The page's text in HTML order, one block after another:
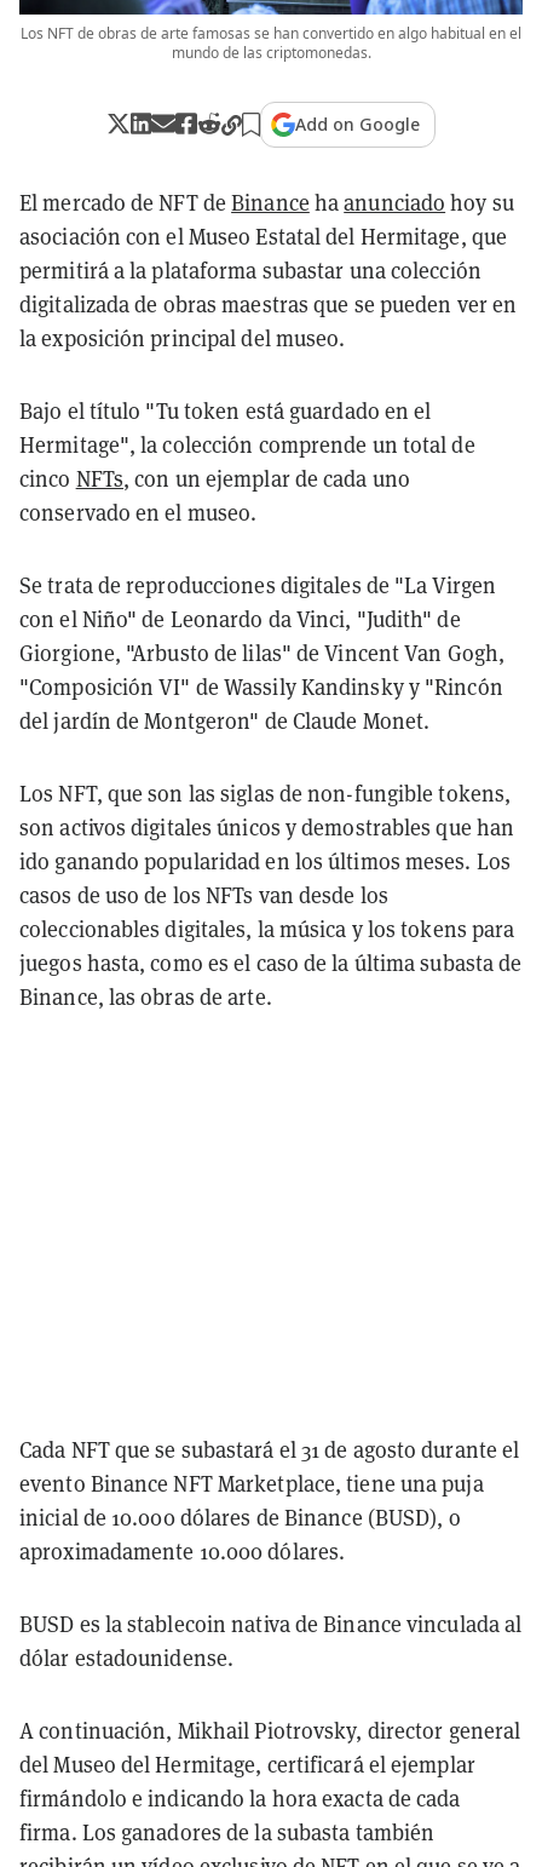
Los NFT de obras de arte famosas se han convertido en algo habitual en el
mundo de las criptomonedas.
Add on Google
El mercado de NFT deBinance haanunciado hoy su
asociación con el Museo Estatal del Hermitage, que
permitirá a la plataforma subastar una colección
digitalizada de obras maestras que se pueden ver en
la exposición principal del museo.
Bajo el título "Tu token está guardado en el
Hermitage", la colección comprende un total de
cinco NFTs, con un ejemplar de cada uno
conservado en el museo.
Se trata de reproducciones digitales de "La Virgen
con el Niño" de Leonardo da Vinci, "Judith" de
Giorgione, "Arbusto de lilas" de Vincent Van Gogh,
"Composición VI" de Wassily Kandinsky y "Rincón
del jardín de Montgeron" de Claude Monet.
Los NFT, que son las siglas de non-fungible tokens,
son activos digitales únicos y demostrables que han
ido ganando popularidad en los últimos meses. Los
casos de uso de los NFTs van desde los
coleccionables digitales, la música y los tokens para
juegos hasta, como es el caso de la última subasta de
Binance, las obras de arte.
Cada NFT que se subastará el 31 de agosto durante el
evento Binance NFT Marketplace, tiene una puja
inicial de 10.000 dólares de Binance (BUSD), o
aproximadamente 10.000 dólares.
BUSD es la stablecoin nativa de Binance vinculada al
dólar estadounidense.
A continuación, Mikhail Piotrovsky, director general
del Museo del Hermitage, certificará el ejemplar
firmándolo e indicando la hora exacta de cada
firma. Los ganadores de la subasta también